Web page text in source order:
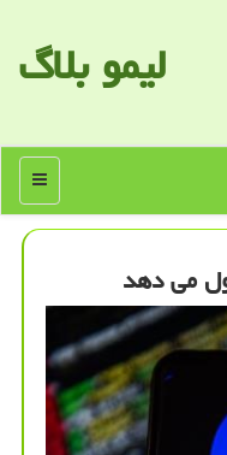
لیمو بلاگ
منو
می دهد